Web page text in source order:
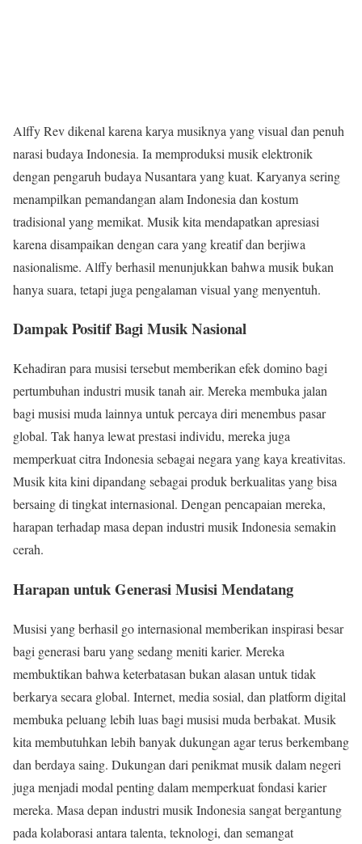
Alffy Rev dikenal karena karya musiknya yang visual dan penuh
narasi budaya Indonesia. Ia memproduksi musik elektronik
dengan pengaruh budaya Nusantara yang kuat. Karyanya sering
menampilkan pemandangan alam Indonesia dan kostum
tradisional yang memikat. Musik kita mendapatkan apresiasi
karena disampaikan dengan cara yang kreatif dan berjiwa
nasionalisme. Alffy berhasil menunjukkan bahwa musik bukan
hanya suara, tetapi juga pengalaman visual yang menyentuh.
Dampak Positif Bagi Musik Nasional
Kehadiran para musisi tersebut memberikan efek domino bagi
pertumbuhan industri musik tanah air. Mereka membuka jalan
bagi musisi muda lainnya untuk percaya diri menembus pasar
global. Tak hanya lewat prestasi individu, mereka juga
memperkuat citra Indonesia sebagai negara yang kaya kreativitas.
Musik kita kini dipandang sebagai produk berkualitas yang bisa
bersaing di tingkat internasional. Dengan pencapaian mereka,
harapan terhadap masa depan industri musik Indonesia semakin
cerah.
Harapan untuk Generasi Musisi Mendatang
Musisi yang berhasil go internasional memberikan inspirasi besar
bagi generasi baru yang sedang meniti karier. Mereka
membuktikan bahwa keterbatasan bukan alasan untuk tidak
berkarya secara global. Internet, media sosial, dan platform digital
membuka peluang lebih luas bagi musisi muda berbakat. Musik
kita membutuhkan lebih banyak dukungan agar terus berkembang
dan berdaya saing. Dukungan dari penikmat musik dalam negeri
juga menjadi modal penting dalam memperkuat fondasi karier
mereka. Masa depan industri musik Indonesia sangat bergantung
pada kolaborasi antara talenta, teknologi, dan semangat